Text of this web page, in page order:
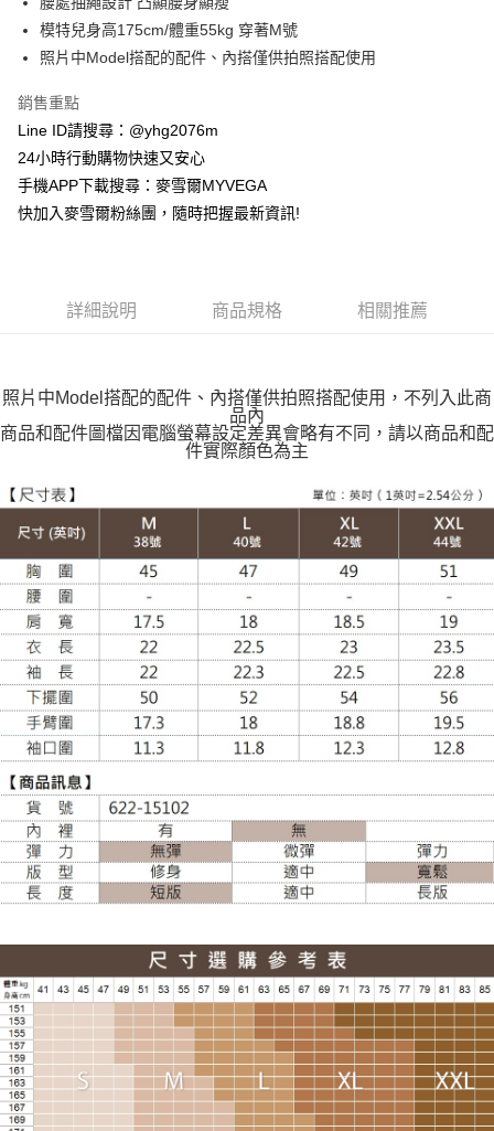
聯邦商業銀行
元大商業銀行
永豐商業銀行
玉山商業銀行
星展（台灣）商業銀行
台灣樂天信用卡公司
街口支付
貨到付款
運送方式
全家取貨付款
每筆NT$100，滿NT$599(含以上)免運費
每筆NT$100，滿NT$988(含以上)免運費
付款後萊爾富取貨
每筆NT$100，滿NT$988(含以上)免運費
7-11取貨付款
每筆NT$100，滿NT$988(含以上)免運費
付款後7-11取貨
每筆NT$100，滿NT$988(含以上)免運費
大嘴鳥宅配通
每筆NT$100，滿NT$988(含以上)免運費
貨到付款
每筆NT$120
模特兒身高175cm/體重55kg 穿著M號
照片中Model搭配的配件、內搭僅供拍照搭配使用
銷售重點
Line ID請搜尋：@yhg2076m
24小時行動購物快速又安心
手機APP下載搜尋：麥雪爾MYVEGA
快加入麥雪爾粉絲團，隨時把握最新資訊!
詳細說明 商品規格 相關推薦
照片中Model搭配的配件、內搭僅供拍照搭配使用，不列入此商
品內
商品和配件圖檔因電腦螢幕設定差異會略有不同，請以商品和配
件實際顏色為主